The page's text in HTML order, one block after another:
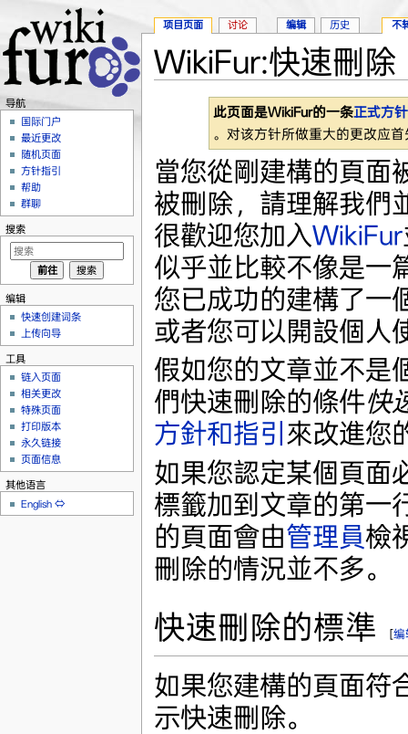
WikiFur:快速刪除
此页面是WikiFur的一条正式方针
。对该方针所做重大的更改应
當您從剛建構的頁面
被刪除，請理解我們
很歡迎您加入WikiFur
似乎並比較不像是一
您已成功的建構了一
或者您可以開設個人
假如您的文章並不是
們快速刪除的條件快
方針和指引 來改進您
如果您認定某個頁面
標籤加到文章的第一
的頁面會由管理員檢
刪除的情況並不多。
快速刪除的標準 [编
如果您建構的頁面符
示快速刪除。
项目页面 讨论 编辑 历史 不
导航
国际门户
最近更改
随机页面
方针指引
帮助
群聊
搜索
编辑
快速创建词条
上传向导
工具
链入页面
相关更改
特殊页面
打印版本
永久链接
页面信息
其他语言
English ⇔